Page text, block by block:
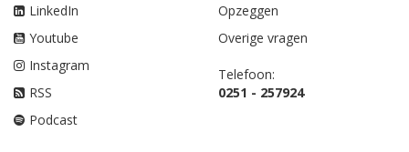
LinkedIn
Youtube
Instagram
RSS
Podcast
Opzeggen
Overige vragen
Telefoon:
0251 - 257924